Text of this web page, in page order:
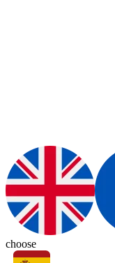
choose